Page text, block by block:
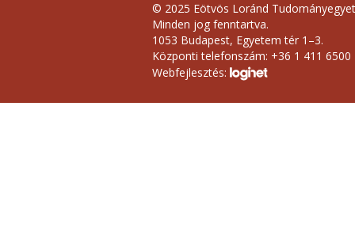
© 2025 Eötvös Loránd
Minden jog fenntartva.
1053 Budapest, Egyetem tér 1–3.
Központi telefonszám: +36 1 411 6500
Webfejlesztés: